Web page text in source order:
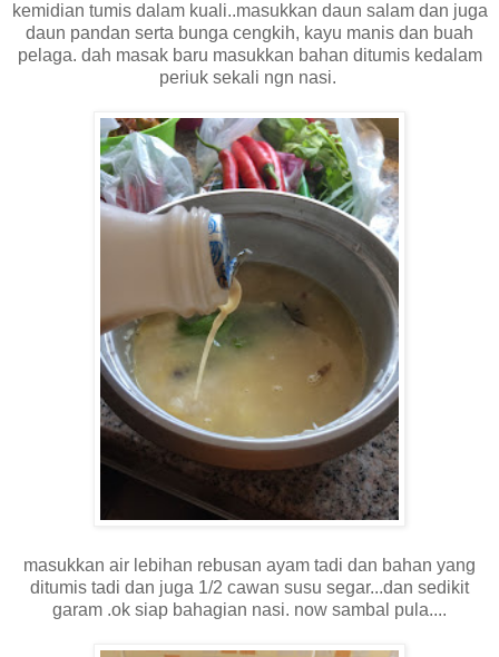
kemidian tumis dalam kuali..masukkan daun salam dan juga
daun pandan serta bunga cengkih, kayu manis dan buah
pelaga. dah masak baru masukkan bahan ditumis kedalam
periuk sekali ngn nasi.
masukkan air lebihan rebusan ayam tadi dan bahan yang
ditumis tadi dan juga 1/2 cawan susu segar...dan sedikit
garam .ok siap bahagian nasi. now sambal pula....